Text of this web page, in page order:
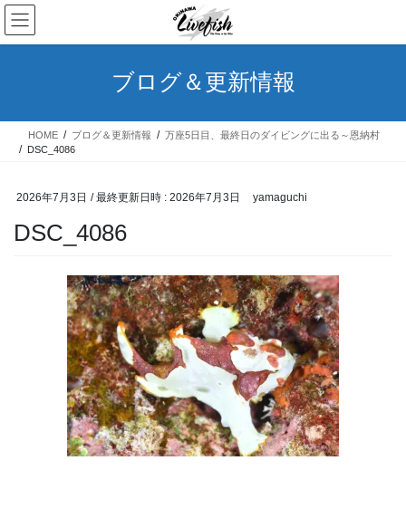
コ
ン
テ
ス
ナ
ビ
ゲ
ン
ブログ＆更新情報
HOME ブログ＆更新情報
万座5日目、最終日のダイビングに出る～恩納村
DSC_4086
2026年7月3日 / 最終更新日時 : 2026年7月3日 yamaguchi
DSC_4086